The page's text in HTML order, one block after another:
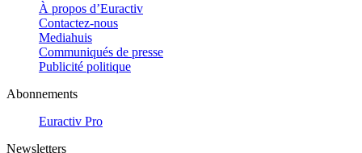
À propos d’Euractiv
Contactez-nous
Mediahuis
Communiqués de presse
Publicité politique
Abonnements
Euractiv Pro
Newsletters